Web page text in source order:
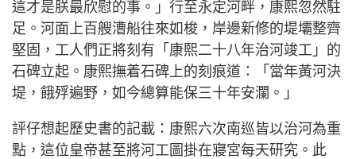
這才是朕最欣慰的事。」行至永定河畔，康熙忽然駐
足。河面上百艘漕船往來如梭，岸邊新修的堤壩整齊
堅固，工人們正將刻有「康熙二十八年治河竣工」的
石碑立起。康熙撫着石碑上的刻痕道：「當年黃河決
堤，餓殍遍野，如今總算能保三十年安瀾。」
評仔想起歷史書的記載：康熙六次南巡皆以治河為重
點，這位皇帝甚至將河工圖掛在寢宮每天研究。此